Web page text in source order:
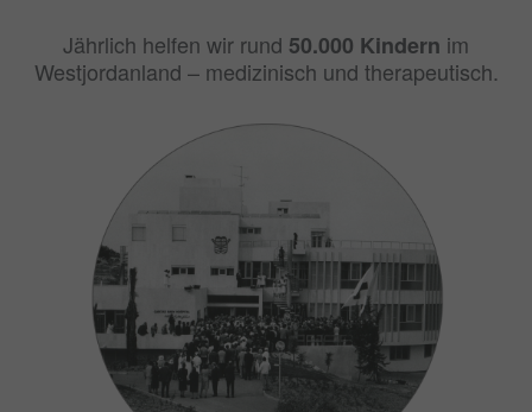
Jährlich helfen wir rund 50.000 Kindern im
Westjordanland – medizinisch und therapeutisch.